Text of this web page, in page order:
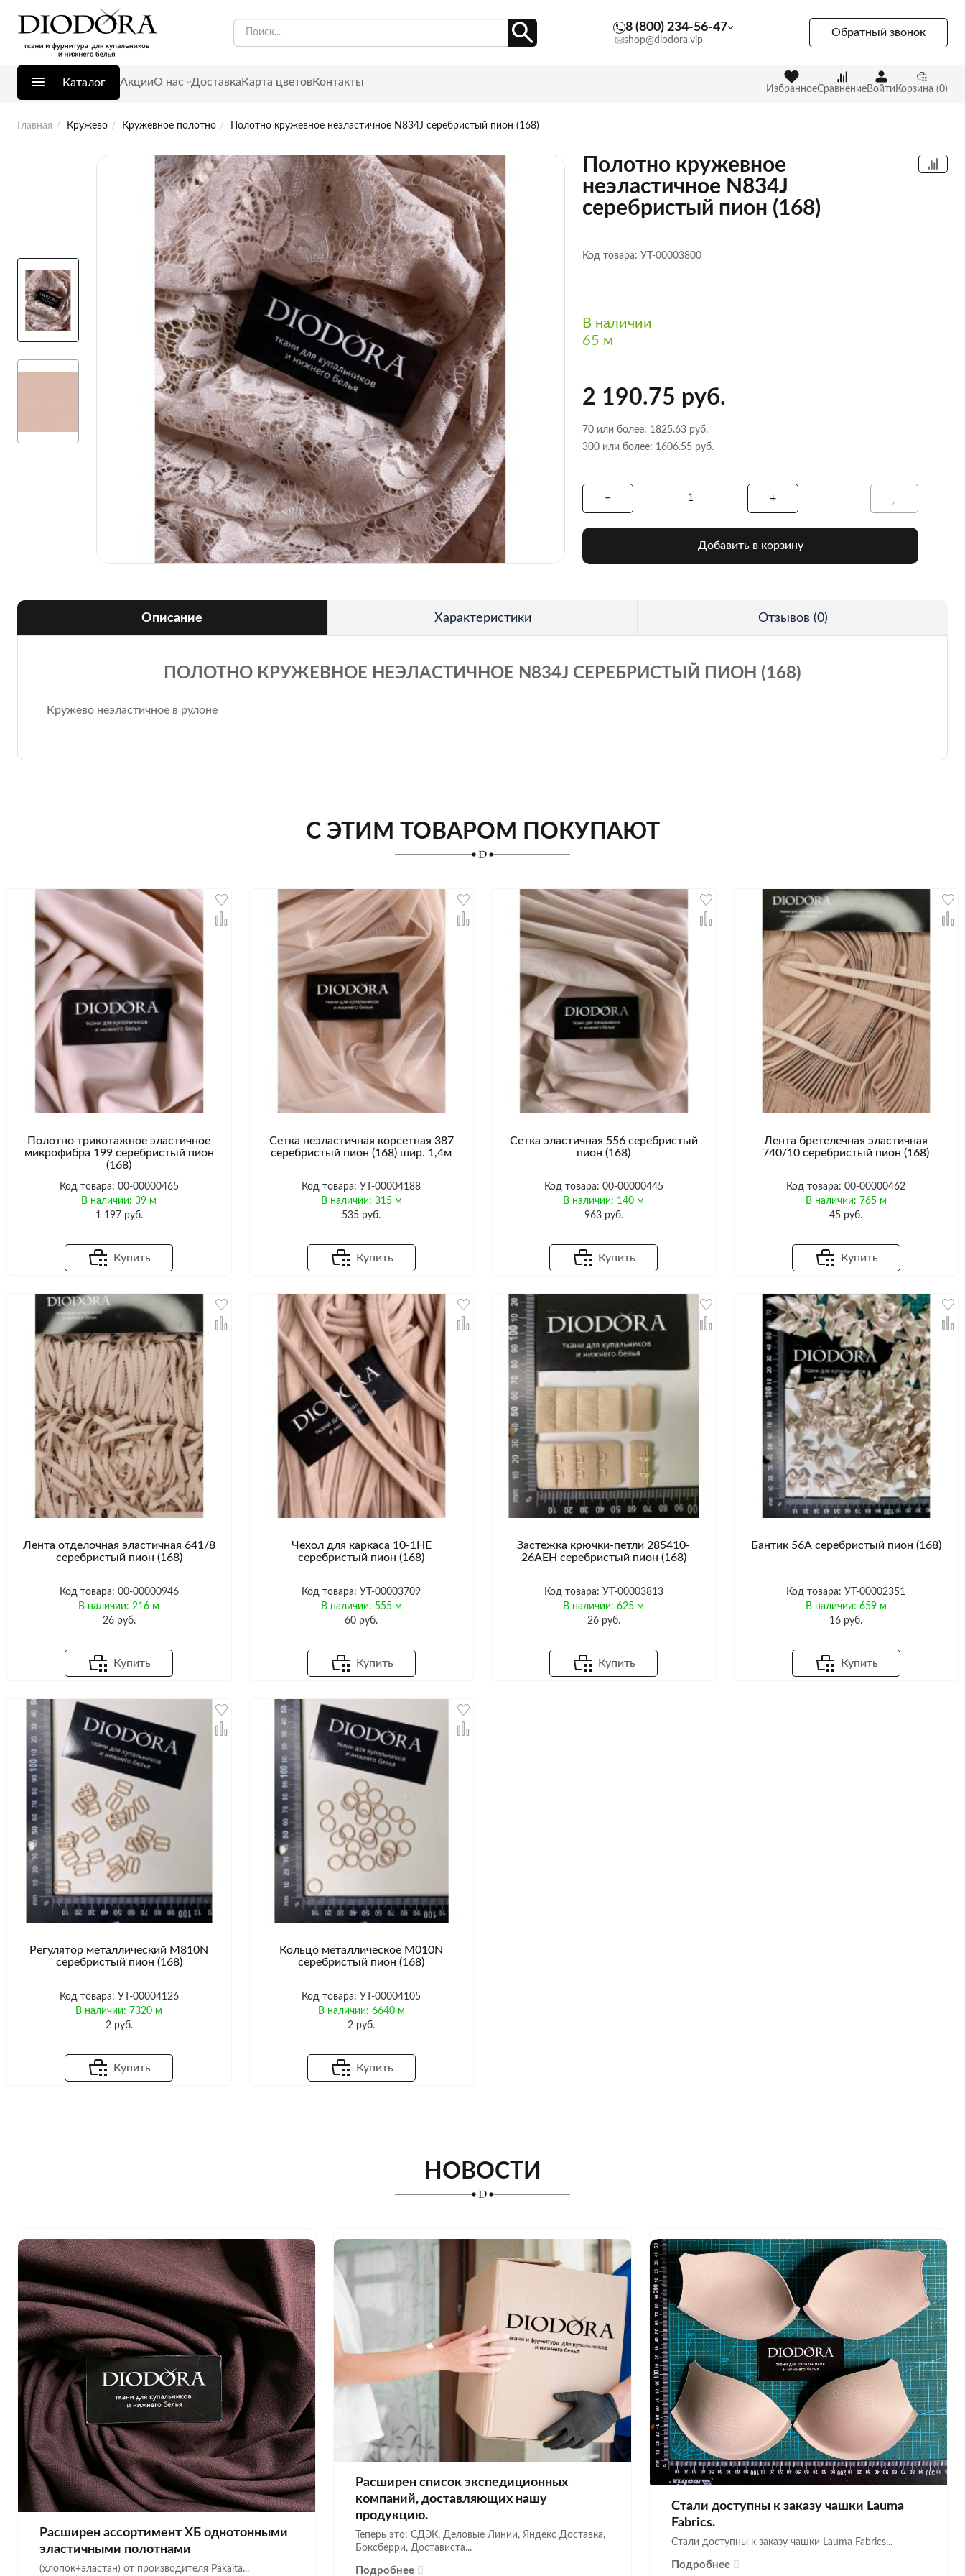
8 (800) 234-56-47
shop@diodora.vip
Обратный звонок
Каталог АкцииО нас Доставка Карта цветовКонтакты
ИзбранноеСравнениеВойти Корзина (0)
Главная Кружево Кружевное полотно Полотно кружевное неэластичное N834J серебристый пион (168)
Полотно кружевное
неэластичное N834J
серебристый пион (168)
Код товара: УТ-00003800
В наличии
65 м
2 190.75 руб.
70 или более: 1825.63 руб.
300 или более: 1606.55 руб.
Добавить в корзину
Описание Характеристики Отзывов (0)
ПОЛОТНО КРУЖЕВНОЕ НЕЭЛАСТИЧНОЕ N834J СЕРЕБРИСТЫЙ ПИОН (168)
Кружево неэластичное в рулоне
С ЭТИМ ТОВАРОМ ПОКУПАЮТ
Полотно трикотажное эластичное
микрофибра 199 серебристый пион
(168)
Код товара: 00-00000465
В наличии: 39 м
1 197 руб.
Купить
Сетка неэластичная корсетная 387
серебристый пион (168) шир. 1,4м
Код товара: УТ-00004188
В наличии: 315 м
535 руб.
Купить
Сетка эластичная 556 серебристый
пион (168)
Код товара: 00-00000445
В наличии: 140 м
963 руб.
Купить
Лента бретелечная эластичная
740/10 серебристый пион (168)
Код товара: 00-00000462
В наличии: 765 м
45 руб.
Купить
Лента отделочная эластичная 641/8
серебристый пион (168)
Код товара: 00-00000946
В наличии: 216 м
26 руб.
Купить
Чехол для каркаса 10-1HE
серебристый пион (168)
Код товара: УТ-00003709
В наличии: 555 м
60 руб.
Купить
Застежка крючки-петли 285410-
26AEH серебристый пион (168)
Код товара: УТ-00003813
В наличии: 625 м
26 руб.
Купить
Бантик 56А серебристый пион (168)
Код товара: УТ-00002351
В наличии: 659 м
16 руб.
Купить
Регулятор металлический M810N
серебристый пион (168)
Код товара: УТ-00004126
В наличии: 7320 м
2 руб.
Купить
Кольцо металлическое M010N
серебристый пион (168)
Код товара: УТ-00004105
В наличии: 6640 м
2 руб.
Купить
НОВОСТИ
Расширен ассортимент ХБ однотонными
эластичными полотнами
(хлопок+эластан) от производителя Pakaita...
Расширен список экспедиционных
компаний, доставляющих нашу
продукцию.
Теперь это: СДЭК, Деловые Линии, Яндекс Доставка,
Боксберри, Достависта...
Подробнее
Стали доступны к заказу чашки Lauma
Fabrics.
Стали доступны к заказу чашки Lauma Fabrics...
Подробнее